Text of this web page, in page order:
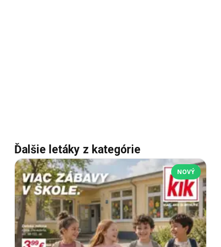
Ďalšie letáky z kategórie
NOVÝ